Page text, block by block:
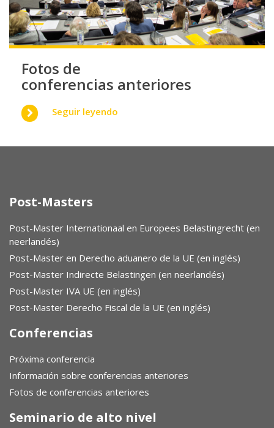
Fotos de
conferencias anteriores
Seguir leyendo
Post-Masters
Post-Master Internationaal en Europees Belastingrecht (en
neerlandés)
Post-Master en Derecho aduanero de la UE (en inglés)
Post-Master Indirecte Belastingen (en neerlandés)
Post-Master IVA UE (en inglés)
Post-Master Derecho Fiscal de la UE (en inglés)
Conferencias
Próxima conferencia
Información sobre conferencias anteriores
Fotos de conferencias anteriores
Seminario de alto nivel